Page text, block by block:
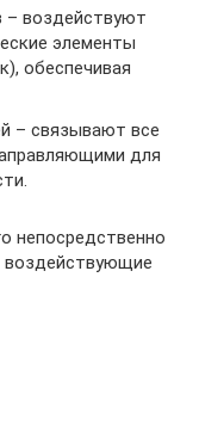
– воздействуют
элементы
обеспечивая
– связывают все
для
непосредственно
воздействующие